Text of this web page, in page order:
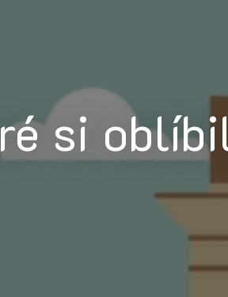
si